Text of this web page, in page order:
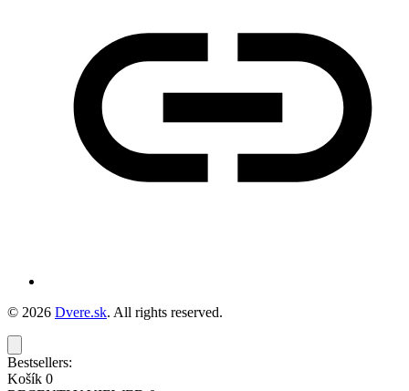
© 2026 Dvere.sk. All rights reserved.
Bestsellers:
Košík 0